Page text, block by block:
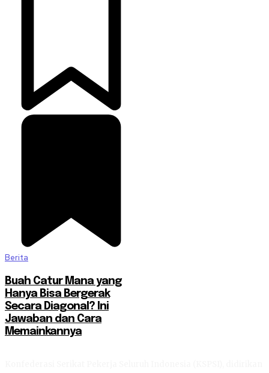
Berita
Buah Catur Mana yang
Hanya Bisa Bergerak
Secara Diagonal? Ini
Jawaban dan Cara
Memainkannya